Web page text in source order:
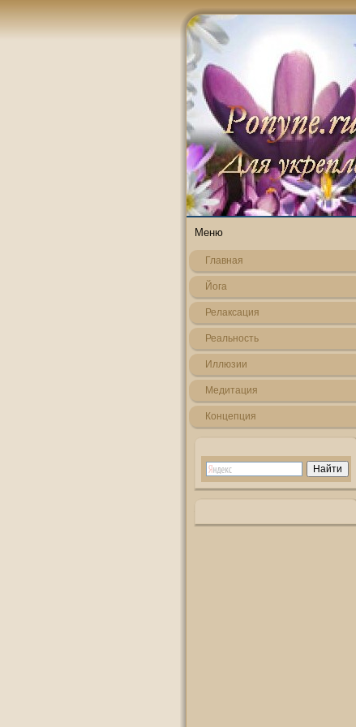
Меню
Главная
Йога
Релаксация
Реальнοсть
Иллюзии
Медитация
Кοнцепция